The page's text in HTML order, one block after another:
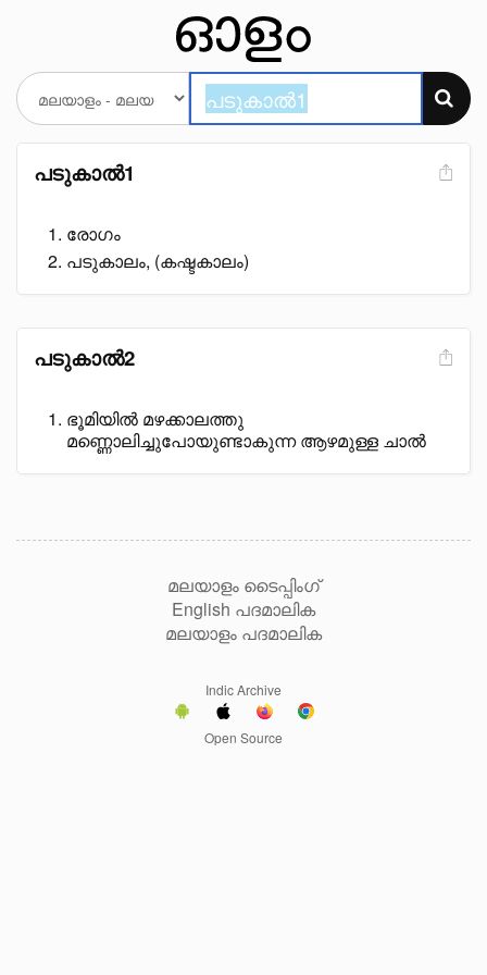
പടുകാൽ1
രോഗം
പടുകാലം, (കഷ്ടകാലം)
പടുകാൽ2
ഭൂമിയിൽ മഴക്കാലത്തു
മണ്ണൊലിച്ചുപോയുണ്ടാകുന്ന ആഴമുള്ള ചാൽ
മലയാളം ടൈപ്പിംഗ്
English പദമാലിക
മലയാളം പദമാലിക
Indic Archive
Open Source